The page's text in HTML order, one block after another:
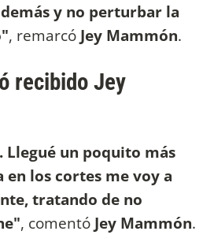
y no perturbar la
, remarcó Jey Mammón.
recibido Jey
Llegué un poquito más
los cortes me voy a
tratando de no
, comentó Jey Mammón.